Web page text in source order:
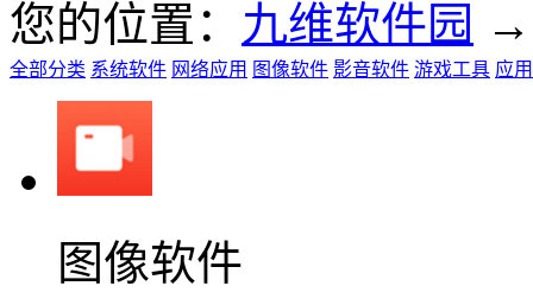
您的位置： 九维软件园
全部分类 系统软件 网络应用 图像软件 影音软件 游戏工具 应
图像软件